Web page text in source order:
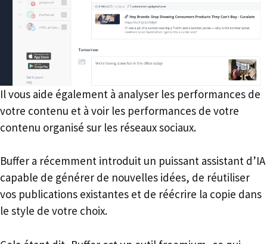
Il vous aide également à analyser les performances de
votre contenu et à voir les performances de votre
contenu organisé sur les réseaux sociaux.
Buffer a récemment introduit un puissant assistant d’IA
capable de générer de nouvelles idées, de réutiliser
vos publications existantes et de réécrire la copie dans
le style de votre choix.